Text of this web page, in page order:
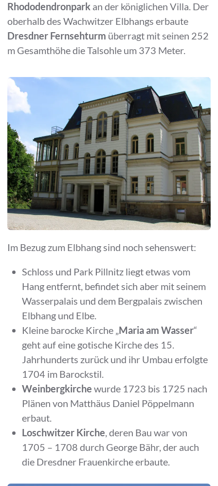
Rhododendronpark an der königlichen Villa. Der
oberhalb des Wachwitzer Elbhangs erbaute
Dresdner Fernsehturm überragt mit seinen 252
m Gesamthöhe die Talsohle um 373 Meter.
Im Bezug zum Elbhang sind noch sehenswert:
Schloss und Park Pillnitz liegt etwas vom
Hang entfernt, befindet sich aber mit seinem
Wasserpalais und dem Bergpalais zwischen
Elbhang und Elbe.
Kleine barocke Kirche „Maria am Wasser“
geht auf eine gotische Kirche des 15.
Jahrhunderts zurück und ihr Umbau erfolgte
1704 im Barockstil.
Weinbergkirche wurde 1723 bis 1725 nach
Plänen von Matthäus Daniel Pöppelmann
erbaut.
Loschwitzer Kirche, deren Bau war von
1705 – 1708 durch George Bähr, der auch
die Dresdner Frauenkirche erbaute.